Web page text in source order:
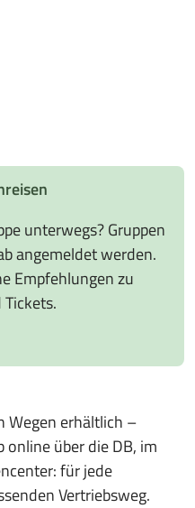
unterwegs? Gruppen
angemeldet werden.
Empfehlungen zu
Wegen erhältlich –
über die DB, im
für jede
Vertriebsweg.